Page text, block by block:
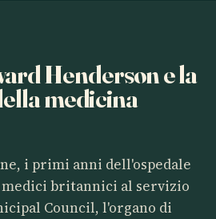
Henderson e la
medicina
i primi anni dell'ospedale
britannici al servizio
Council, l'organo di